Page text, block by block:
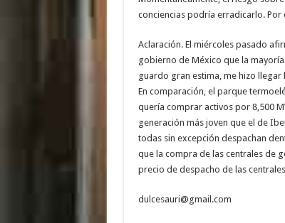
conciencias podría erradicarlo. Por
Aclaración. El miércoles pasado
gobierno de México que la
guardo gran estima, me hizo llegar
En comparación, el parque
quería comprar activos por 8,500
generación más joven que el de
todas sin excepción despachan
que la compra de las centrales de
precio de despacho de las
dulcesauri@gmail.com